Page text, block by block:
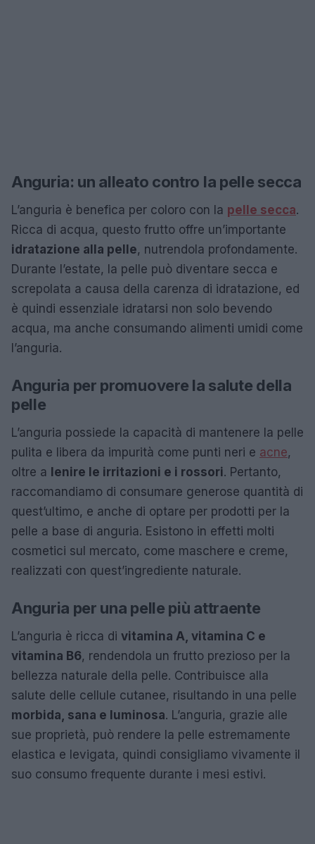
Anguria: un alleato contro la pelle secca
L’anguria è benefica per coloro con la pelle secca.
Ricca di acqua, questo frutto offre un’importante
idratazione alla pelle, nutrendola profondamente.
Durante l’estate, la pelle può diventare secca e
screpolata a causa della carenza di idratazione, ed
è quindi essenziale idratarsi non solo bevendo
acqua, ma anche consumando alimenti umidi come
l’anguria.
Anguria per promuovere la salute della
pelle
L’anguria possiede la capacità di mantenere la pelle
pulita e libera da impurità come punti neri e acne,
oltre a lenire le irritazioni e i rossori. Pertanto,
raccomandiamo di consumare generose quantità di
quest’ultimo, e anche di optare per prodotti per la
pelle a base di anguria. Esistono in effetti molti
cosmetici sul mercato, come maschere e creme,
realizzati con quest’ingrediente naturale.
Anguria per una pelle più attraente
L’anguria è ricca di vitamina A, vitamina C e
vitamina B6, rendendola un frutto prezioso per la
bellezza naturale della pelle. Contribuisce alla
salute delle cellule cutanee, risultando in una pelle
morbida, sana e luminosa. L’anguria, grazie alle
sue proprietà, può rendere la pelle estremamente
elastica e levigata, quindi consigliamo vivamente il
suo consumo frequente durante i mesi estivi.